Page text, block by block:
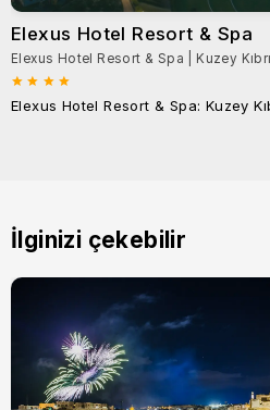
Elexus Hotel Resort & Spa
Elexus Hotel Resort & Spa | Kuzey
İlginizi çekebilir